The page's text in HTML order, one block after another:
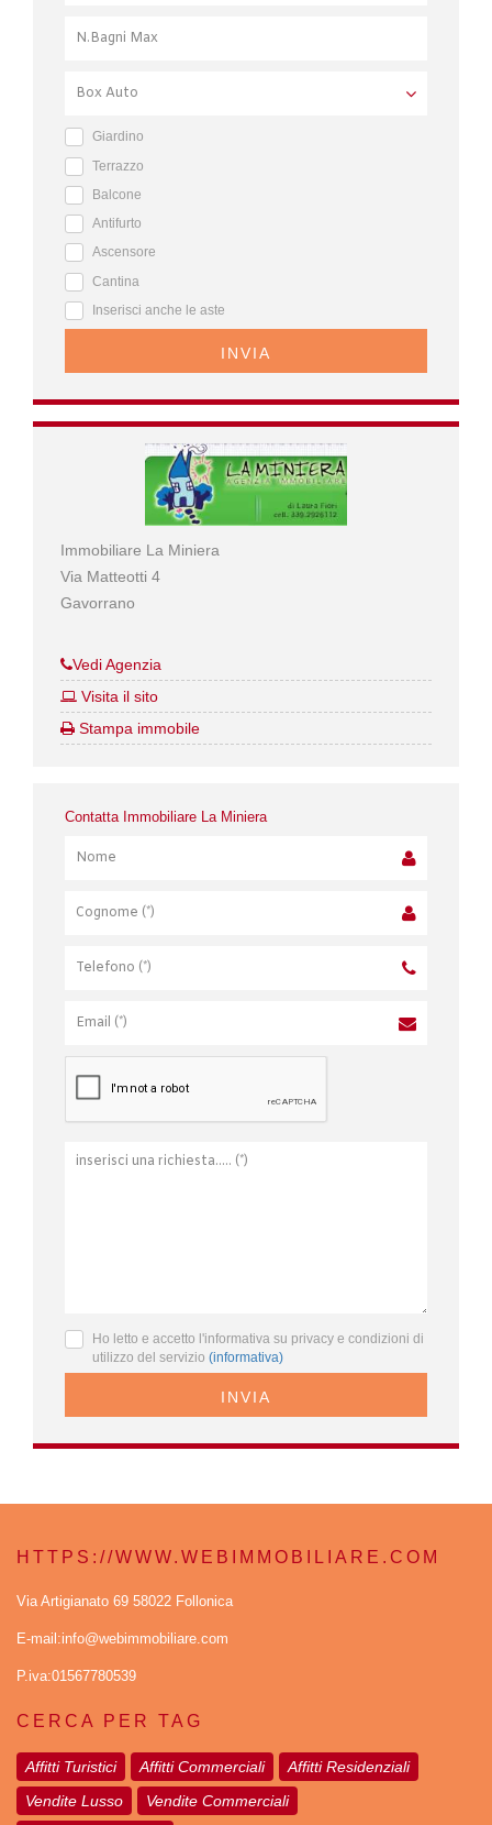
Giardino
Terrazzo
Balcone
Antifurto
Ascensore
Cantina
Inserisci anche le aste
INVIA
Immobiliare La Miniera
Via Matteotti 4
Gavorrano
Vedi Agenzia
Visita il sito
Stampa immobile
Contatta Immobiliare La Miniera
Ho letto e accetto l'informativa su privacy e condizioni di
utilizzo del servizio (informativa)
INVIA
HTTPS://WWW.WEBIMMOBILIARE.COM
Via Artigianato 69 58022 Follonica
E-mail:info@webimmobiliare.com
P.iva:01567780539
CERCA PER TAG
Affitti Turistici Affitti Commerciali
Affitti Residenziali
Vendite Lusso
Vendite Commerciali